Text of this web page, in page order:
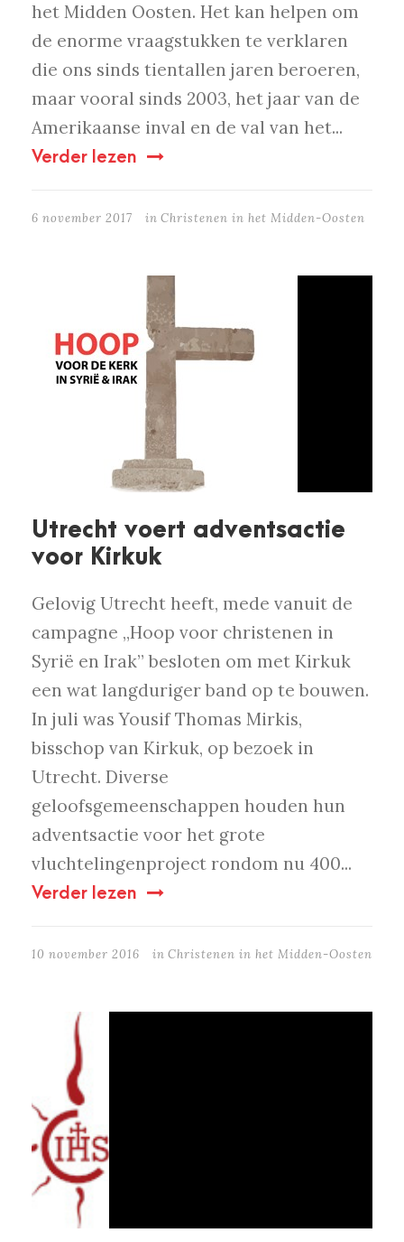
het Midden Oosten. Het kan helpen om
de enorme vraagstukken te verklaren
die ons sinds tientallen jaren beroeren,
maar vooral sinds 2003, het jaar van de
Amerikaanse inval en de val van het...
Verder lezen
6 november 2017 in Christenen in het Midden-Oosten
Utrecht voert adventsactie
voor Kirkuk
Gelovig Utrecht heeft, mede vanuit de
campagne „Hoop voor christenen in
Syrië en Irak” besloten om met Kirkuk
een wat langduriger band op te bouwen.
In juli was Yousif Thomas Mirkis,
bisschop van Kirkuk, op bezoek in
Utrecht. Diverse
geloofsgemeenschappen houden hun
adventsactie voor het grote
vluchtelingenproject rondom nu 400...
Verder lezen
10 november 2016 in Christenen in het Midden-Oosten